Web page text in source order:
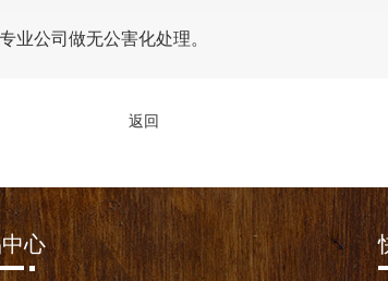
公司做无公害化处理。
返回
心